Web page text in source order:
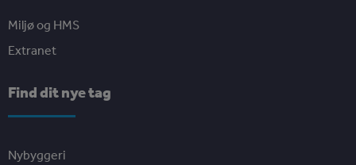
Miljø og HMS
Extranet
Find dit nye tag
Nybyggeri